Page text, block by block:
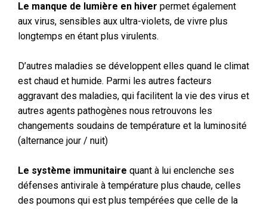
Le manque de lumière en hiver permet également
aux virus, sensibles aux ultra-violets, de vivre plus
longtemps en étant plus virulents.
D’autres maladies se développent elles quand le climat
est chaud et humide. Parmi les autres facteurs
aggravant des maladies, qui facilitent la vie des virus et
autres agents pathogènes nous retrouvons les
changements soudains de température et la luminosité
(alternance jour / nuit)
Le système immunitaire quant à lui enclenche ses
défenses antivirale à température plus chaude, celles
des poumons qui est plus tempérées que celle de la